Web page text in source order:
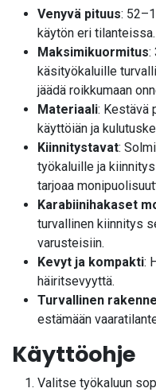
Venyvä pituus:
käytön eri tilanteissa.
Maksimikuormitus:
käsityökaluille
jäädä roikkumaan
Materiaali: Kestävä
käyttöiän ja
Kiinnitystavat:
työkaluille ja
tarjoaa
Karabiinihakaset
turvallinen kiinnitys
varusteisiin.
Kevyt ja kompakti:
häiritsevyyttä.
Turvallinen rakenne
estämään
Käyttöohje
Valitse työkaluun